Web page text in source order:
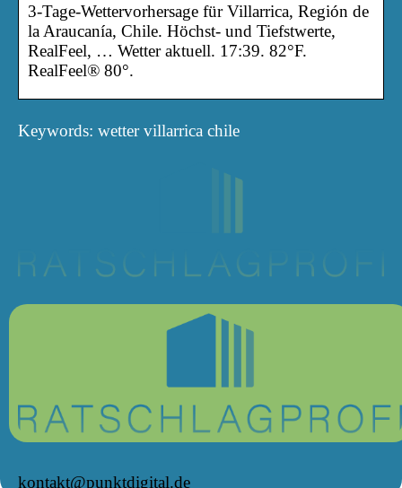
3-Tage-Wettervorhersage für Villarrica, Región de
la Araucanía, Chile. Höchst- und Tiefstwerte,
RealFeel, … Wetter aktuell. 17:39. 82°F.
RealFeel® 80°.
Keywords: wetter villarrica chile
kontakt@punktdigital.de